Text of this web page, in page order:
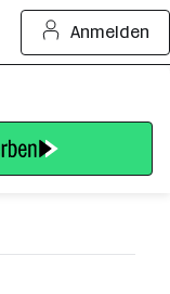
Anmelden